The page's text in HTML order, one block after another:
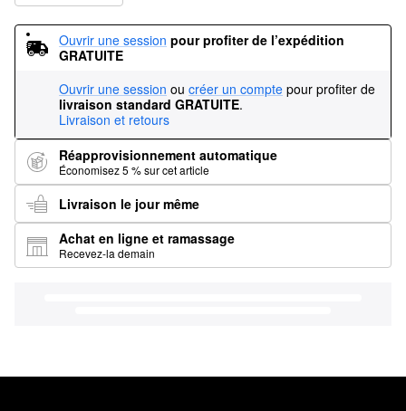
Ouvrir une session pour profiter de l’expédition
GRATUITE
Ouvrir une session ou créer un compte pour profiter de
livraison standard GRATUITE.
Livraison et retours
Réapprovisionnement automatique
Économisez 5 % sur cet article
Livraison le jour même
Achat en ligne et ramassage
Recevez-la demain